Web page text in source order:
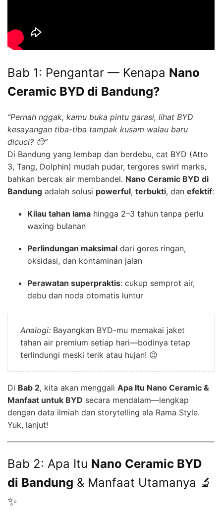
Bab 1: Pengantar — Kenapa Nano
Ceramic BYD di Bandung?
“Pernah nggak, kamu buka pintu garasi, lihat BYD
kesayangan tiba-tiba tampak kusam walau baru
dicuci? 😔”
Di Bandung yang lembap dan berdebu, cat BYD (Atto
3, Tang, Dolphin) mudah pudar, tergores swirl marks,
bahkan bercak air membandel. Nano Ceramic BYD di
Bandung adalah solusi powerful, terbukti, dan efektif:
Kilau tahan lama hingga 2–3 tahun tanpa perlu
waxing bulanan
Perlindungan maksimal dari gores ringan,
oksidasi, dan kontaminan jalan
Perawatan superpraktis: cukup semprot air,
debu dan noda otomatis luntur
Analogi: Bayangkan BYD-mu memakai jaket
tahan air premium setiap hari—bodinya tetap
terlindungi meski terik atau hujan! 😉
Di Bab 2, kita akan menggali Apa Itu Nano Ceramic &
Manfaat untuk BYD secara mendalam—lengkap
dengan data ilmiah dan storytelling ala Rama Style.
Yuk, lanjut!
Bab 2: Apa Itu Nano Ceramic BYD
di Bandung & Manfaat Utamanya 🔬
✨